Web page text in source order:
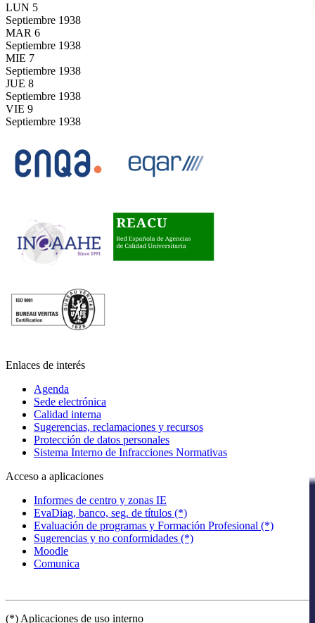
LUN 5
Septiembre 1938
MAR 6
Septiembre 1938
MIE 7
Septiembre 1938
JUE 8
Septiembre 1938
VIE 9
Septiembre 1938
Enlaces de interés
Agenda
Sede electrónica
Calidad interna
Sugerencias, reclamaciones y recursos
Protección de datos personales
Sistema Interno de Infracciones Normativas
Acceso a aplicaciones
Informes de centro y zonas IE
EvaDiag, banco, seg. de títulos (*)
Evaluación de programas y Formación Profesional (*)
Sugerencias y no conformidades (*)
Moodle
Comunica
(*) Aplicaciones de uso interno